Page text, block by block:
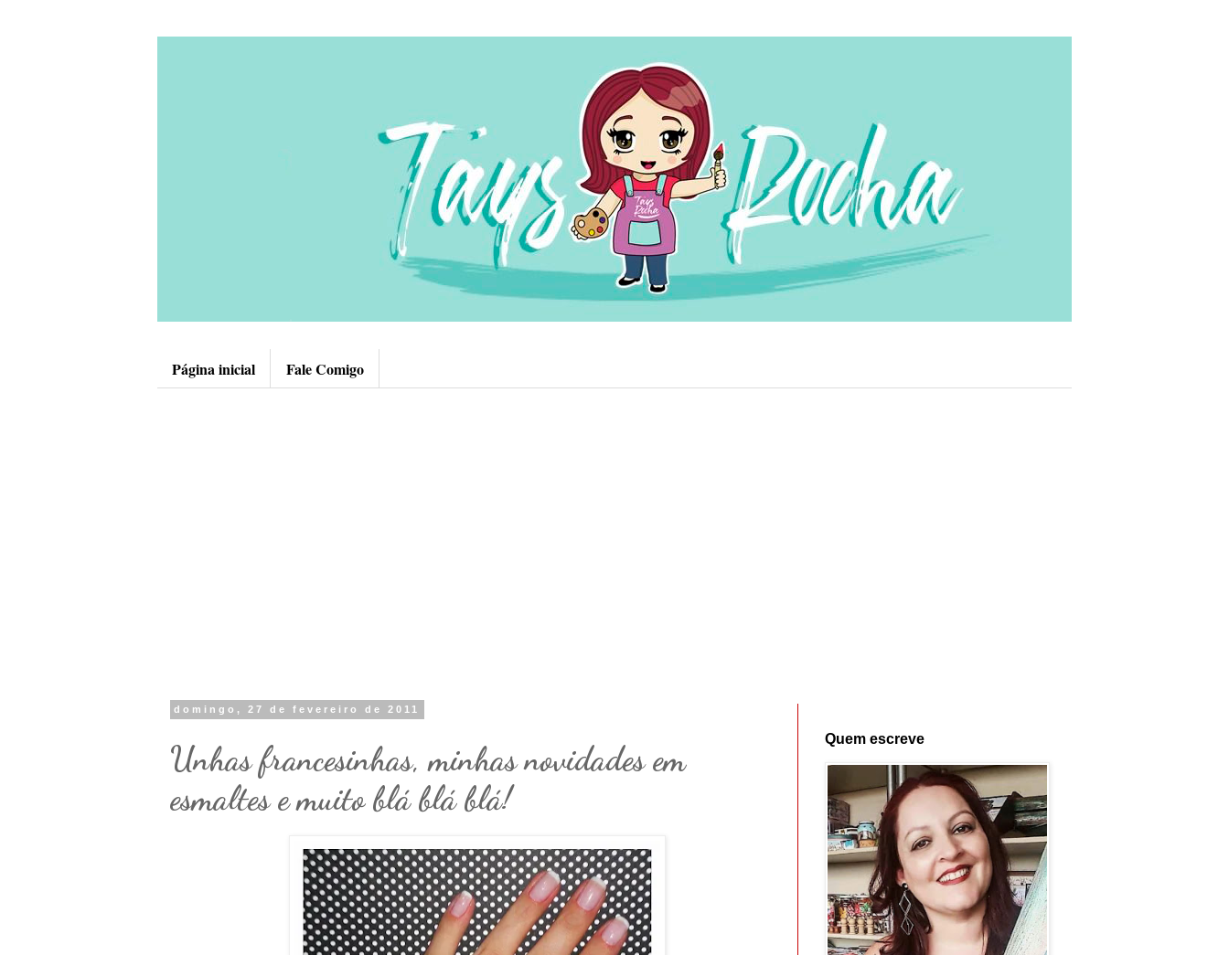
Página inicial Fale Comigo
domingo, 27 de fevereiro de 2011
Unhas francesinhas, minhas novidades em
esmaltes e muito blá blá blá!
Quem escreve